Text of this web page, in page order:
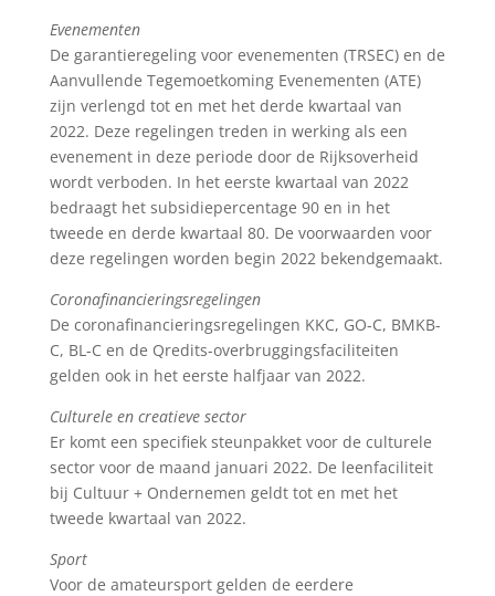
Evenementen
De garantieregeling voor evenementen (TRSEC) en de
Aanvullende Tegemoetkoming Evenementen (ATE)
zijn verlengd tot en met het derde kwartaal van
2022. Deze regelingen treden in werking als een
evenement in deze periode door de Rijksoverheid
wordt verboden. In het eerste kwartaal van 2022
bedraagt het subsidiepercentage 90 en in het
tweede en derde kwartaal 80. De voorwaarden voor
deze regelingen worden begin 2022 bekendgemaakt.
Coronafinancieringsregelingen
De coronafinancieringsregelingen KKC, GO-C, BMKB-
C, BL-C en de Qredits-overbruggingsfaciliteiten
gelden ook in het eerste halfjaar van 2022.
Culturele en creatieve sector
Er komt een specifiek steunpakket voor de culturele
sector voor de maand januari 2022. De leenfaciliteit
bij Cultuur + Ondernemen geldt tot en met het
tweede kwartaal van 2022.
Sport
Voor de amateursport gelden de eerdere